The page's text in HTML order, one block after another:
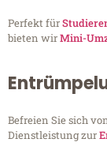
Perfekt für
bieten wirMini-
Befreien Sie sich
Dienstleistung zur